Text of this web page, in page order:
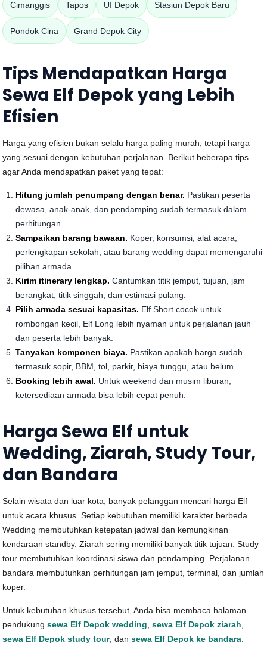
Cimanggis Tapos UI Depok Stasiun Depok Baru
Pondok Cina Grand Depok City
Tips Mendapatkan Harga
Sewa Elf Depok yang Lebih
Efisien
Harga yang efisien bukan selalu harga paling murah, tetapi harga
yang sesuai dengan kebutuhan perjalanan. Berikut beberapa tips
agar Anda mendapatkan paket yang tepat:
Hitung jumlah penumpang dengan benar. Pastikan peserta
dewasa, anak-anak, dan pendamping sudah termasuk dalam
perhitungan.
Sampaikan barang bawaan. Koper, konsumsi, alat acara,
perlengkapan sekolah, atau barang wedding dapat memengaruhi
pilihan armada.
Kirim itinerary lengkap. Cantumkan titik jemput, tujuan, jam
berangkat, titik singgah, dan estimasi pulang.
Pilih armada sesuai kapasitas. Elf Short cocok untuk
rombongan kecil, Elf Long lebih nyaman untuk perjalanan jauh
dan peserta lebih banyak.
Tanyakan komponen biaya. Pastikan apakah harga sudah
termasuk sopir, BBM, tol, parkir, biaya tunggu, atau belum.
Booking lebih awal. Untuk weekend dan musim liburan,
ketersediaan armada bisa lebih cepat penuh.
Harga Sewa Elf untuk
Wedding, Ziarah, Study Tour,
dan Bandara
Selain wisata dan luar kota, banyak pelanggan mencari harga Elf
untuk acara khusus. Setiap kebutuhan memiliki karakter berbeda.
Wedding membutuhkan ketepatan jadwal dan kemungkinan
kendaraan standby. Ziarah sering memiliki banyak titik tujuan. Study
tour membutuhkan koordinasi siswa dan pendamping. Perjalanan
bandara membutuhkan perhitungan jam jemput, terminal, dan jumlah
koper.
Untuk kebutuhan khusus tersebut, Anda bisa membaca halaman
pendukungsewa Elf Depok wedding ,sewa Elf Depok ziarah
sewa Elf Depok study tour, dansewa Elf Depok ke bandara